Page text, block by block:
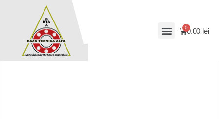
0.00 lei